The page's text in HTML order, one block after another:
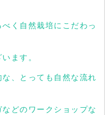
く自然栽培にこだわっ
ます。
、とっても自然な流れ
どのワークショップな